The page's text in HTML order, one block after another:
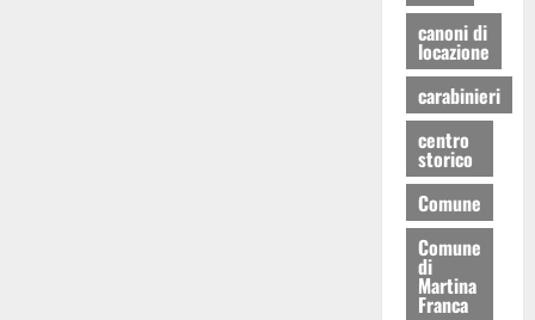
canoni di
locazione
carabinieri
centro
storico
Comune
Comune
di
Martina
Franca